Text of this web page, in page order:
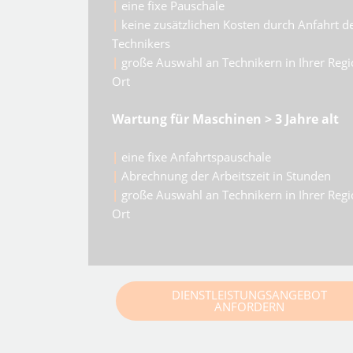
| eine fixe Pauschale
| keine zusätzlichen Kosten durch Anfahrt
Technikers
| große Auswahl an Technikern in Ihrer
Ort
Wartung für Maschinen > 3 Jahre alt
| eine fixe Anfahrtspauschale
| Abrechnung der Arbeitszeit in Stunden
| große Auswahl an Technikern in Ihrer
Ort
DIENSTLEISTUNGSANGEBOT
ANFORDERN